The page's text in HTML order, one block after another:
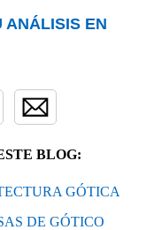
ANÁLISIS EN
BLOG:
GÓTICA
DE GÓTICO